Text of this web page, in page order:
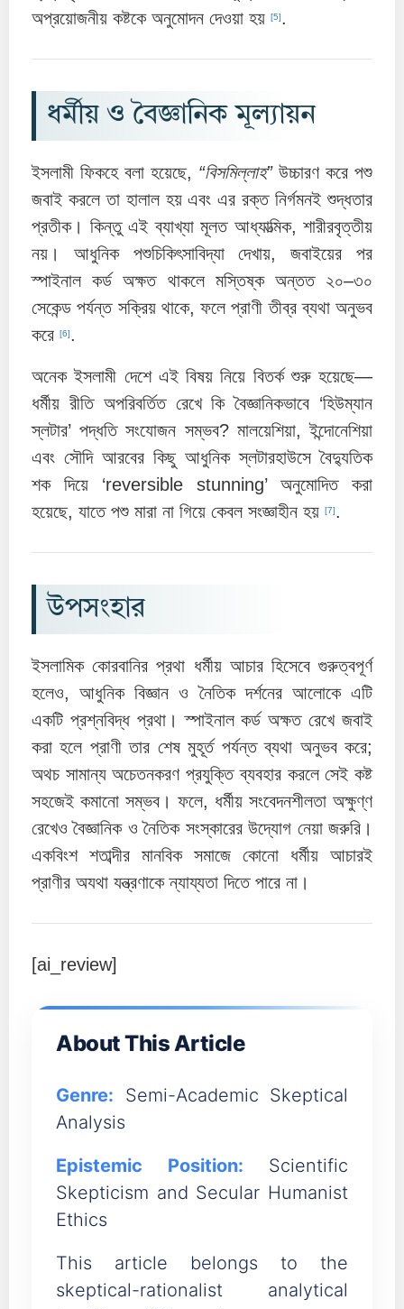
অপ্রয়োজনীয় কষ্টকে অনুমোদন দেওয়া হয় [5].
ধর্মীয় ও বৈজ্ঞানিক মূল্যায়ন
ইসলামী ফিকহে বলা হয়েছে, “বিসমিল্লাহ”উচ্চারণ করে পশু
জবাই করলে তা হালাল হয় এবং এর রক্ত নির্গমনই শুদ্ধতার
প্রতীক। কিন্তু এই ব্যাখ্যা মূলত আধ্যাত্মিক, শারীরবৃত্তীয়
নয়। আধুনিক পশুচিকিৎসাবিদ্যা দেখায়, জবাইয়ের পর
স্পাইনাল কর্ড অক্ষত থাকলে মস্তিষ্ক অন্তত ২০–৩০
সেকেন্ড পর্যন্ত সক্রিয় থাকে, ফলে প্রাণী তীব্র ব্যথা অনুভব
করে [6].
অনেক ইসলামী দেশে এই বিষয় নিয়ে বিতর্ক শুরু হয়েছে—
ধর্মীয় রীতি অপরিবর্তিত রেখে কি বৈজ্ঞানিকভাবে ‘হিউম্যান
স্লটার’ পদ্ধতি সংযোজন সম্ভব? মালয়েশিয়া, ইন্দোনেশিয়া
এবং সৌদি আরবের কিছু আধুনিক স্লটারহাউসে বৈদ্যুতিক
শক দিয়ে ‘reversible stunning’ অনুমোদিত করা
হয়েছে, যাতে পশু মারা না গিয়ে কেবল সংজ্ঞাহীন হয় [7].
উপসংহার
ইসলামিক কোরবানির প্রথা ধর্মীয় আচার হিসেবে গুরুত্বপূর্ণ
হলেও, আধুনিক বিজ্ঞান ও নৈতিক দর্শনের আলোকে এটি
একটি প্রশ্নবিদ্ধ প্রথা। স্পাইনাল কর্ড অক্ষত রেখে জবাই
করা হলে প্রাণী তার শেষ মুহূর্ত পর্যন্ত ব্যথা অনুভব করে;
অথচ সামান্য অচেতনকরণ প্রযুক্তি ব্যবহার করলে সেই কষ্ট
সহজেই কমানো সম্ভব। ফলে, ধর্মীয় সংবেদনশীলতা অক্ষুণ্ণ
রেখেও বৈজ্ঞানিক ও নৈতিক সংস্কারের উদ্যোগ নেয়া জরুরি।
একবিংশ শতাব্দীর মানবিক সমাজে কোনো ধর্মীয় আচারই
প্রাণীর অযথা যন্ত্রণাকে ন্যায্যতা দিতে পারে না।
[ai_review]
About This Article
Genre: Semi-Academic Skeptical
Analysis
Epistemic Position: Scientific
Skepticism and Secular Humanist
Ethics
This article belongs to the
skeptical-rationalist analytical